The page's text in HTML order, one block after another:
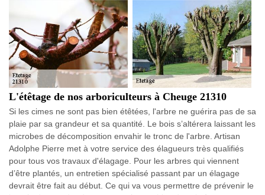
L'étêtage de nos arboriculteurs à Cheuge 21310
Si les cimes ne sont pas bien étêtées, l'arbre ne guérira pas de sa
plaie par sa grandeur et sa quantité. Le bois s’altérera laissant les
microbes de décomposition envahir le tronc de l'arbre. Artisan
Adolphe Pierre met à votre service des élagueurs très qualifiés
pour tous vos travaux d'élagage. Pour les arbres qui viennent
d’être plantés, un entretien spécialisé passant par un élagage
devrait être fait au début. Ce qui va vous permettre de prévenir le